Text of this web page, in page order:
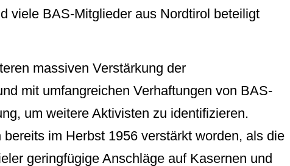
viele BAS-Mitglieder aus Nordtirol beteiligt
massiven Verstärkung der
mit umfangreichen Verhaftungen von BAS-
um weitere Aktivisten zu identifizieren.
im Herbst 1956 verstärkt worden, als die
geringfügige Anschläge auf Kasernen und